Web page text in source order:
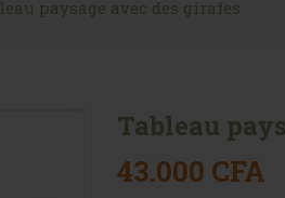
paysage avec des girafes
Tableau
43.000 CFA